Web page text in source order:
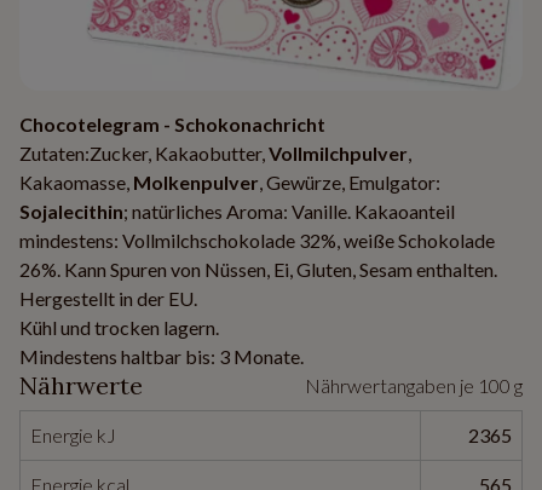
Chocotelegram - Schokonachricht
Zutaten:Zucker, Kakaobutter,Vollmilchpulver,
Kakaomasse, Molkenpulver, Gewürze, Emulgator:
Sojalecithin; natürliches Aroma: Vanille. Kakaoanteil
mindestens: Vollmilchschokolade 32%, weiße Schokolade
26%. Kann Spuren von Nüssen, Ei, Gluten, Sesam enthalten.
Hergestellt in der EU.
Kühl und trocken lagern.
Mindestens haltbar bis: 3 Monate.
Nährwerte Nährwertangaben je 100 g
Energie kJ 2365
Energie kcal 565